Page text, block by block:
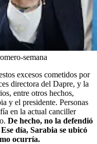
semana
excesos cometidos por
directora del Dapre, y la
entre otros hechos,
y el presidente. Personas
en la actual canciller
De hecho, no la defendió
día, Sarabia se ubicó
ocurría.